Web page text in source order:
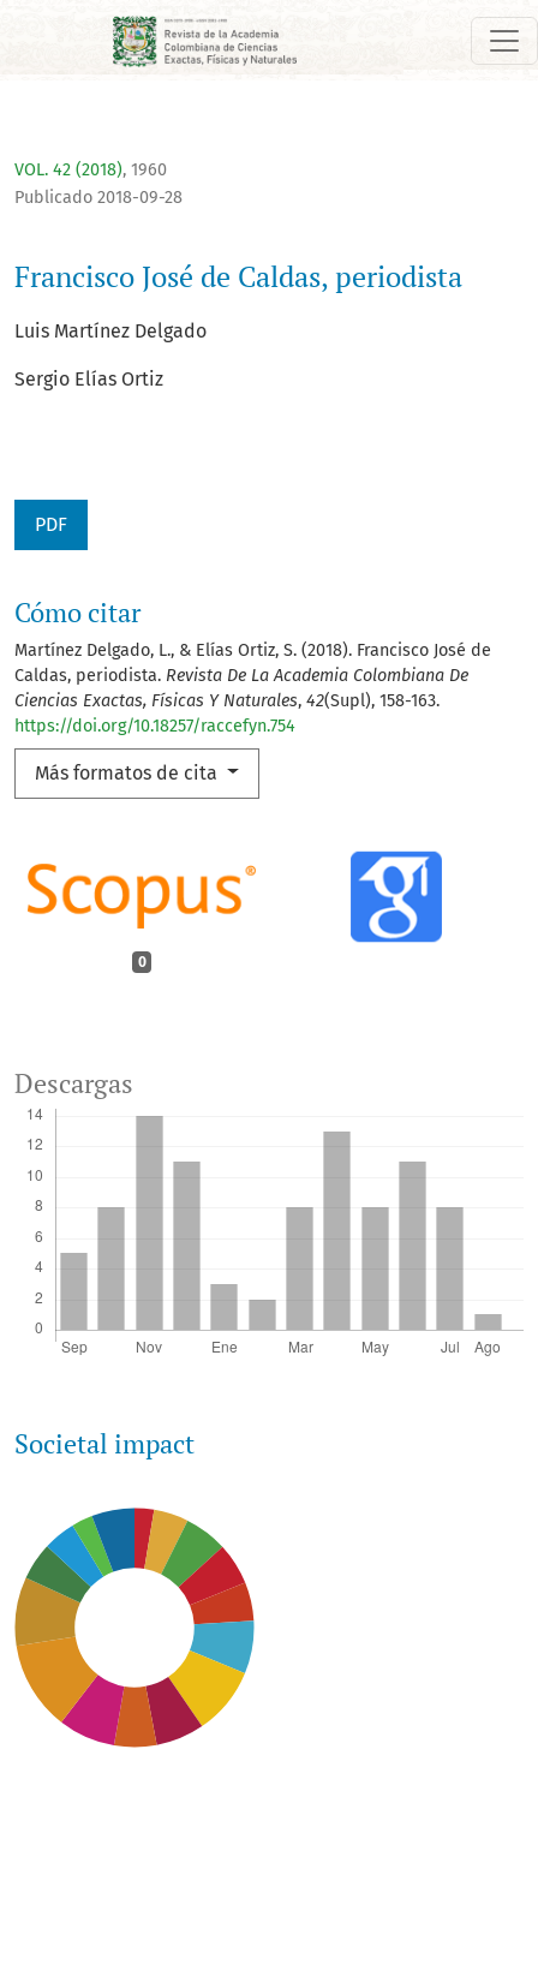
Francisco José de Caldas, periodista
VOL. 42 (2018), 1960
Francisco José de Caldas, periodista
Publicado 2018-09-28
Luis Martínez Delgado
Sergio Elías Ortiz
PDF
Cómo citar
Martínez Delgado, L., & Elías Ortiz, S. (2018). Francisco José de
Caldas, periodista. Revista De La Academia Colombiana De
Ciencias Exactas, Físicas Y Naturales, 42(Supl), 158-163.
https://doi.org/10.18257/raccefyn.754
Más formatos de cita
0
Descargas
Societal impact